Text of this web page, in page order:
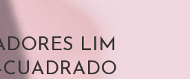
LIM
CUADRADO